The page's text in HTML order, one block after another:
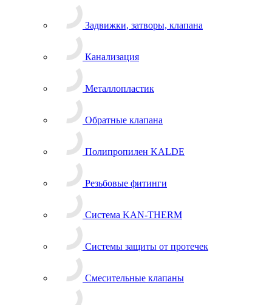
Задвижки, затворы, клапана
Канализация
Металлопластик
Обратные клапана
Полипропилен KALDE
Резьбовые фитинги
Система KAN-THERM
Системы защиты от протечек
Смесительные клапаны